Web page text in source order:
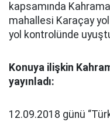
kapsamında
mahallesi Karaçay
yol kontrolünde
Konuya ilişkin
yayınladı:
12.09.2018 günü